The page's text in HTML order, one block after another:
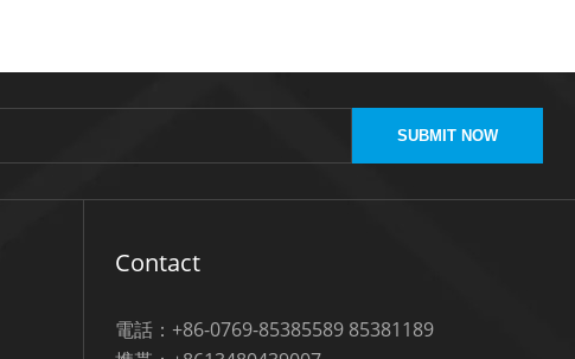
SUBMIT NOW
Contact
電話：+86-0769-85385589 85381189